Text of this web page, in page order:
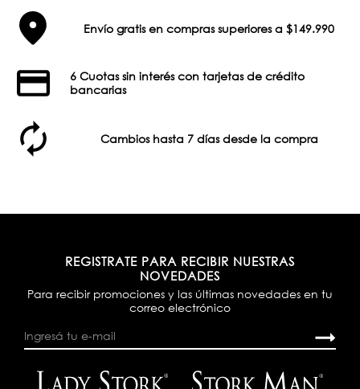
Envío gratis en compras superiores a $149.990
6 Cuotas sin interés con tarjetas de crédito
bancarias
Cambios hasta 7 días desde la compra
REGISTRATE PARA RECIBIR NUESTRAS
NOVEDADES
Para recibir promociones y las últimas novedades en tu
correo electrónico